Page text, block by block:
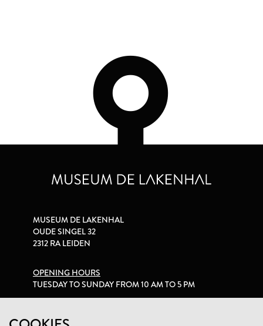
MUSEUM DE LAKENHAL
OUDE SINGEL 32
2312 RA LEIDEN
OPENING HOURS
TUESDAY TO SUNDAY FROM 10 AM TO 5 PM